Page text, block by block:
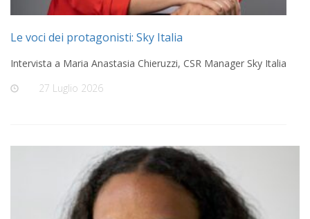
Le voci dei protagonisti: Sky Italia
Intervista a Maria Anastasia Chieruzzi, CSR Manager Sky Italia
27 Luglio 2026